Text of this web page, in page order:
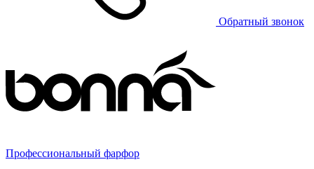
Обратный звонок
Профессиональный фарфор